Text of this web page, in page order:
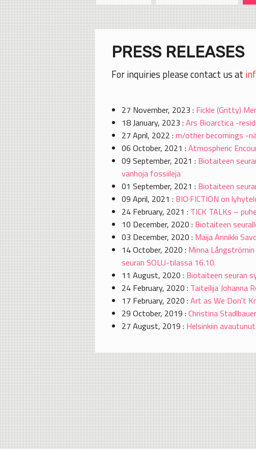
PRESS RELEASES
For inquiries please contact us at
27 November, 2023 : Fickle (Gritty)
18 January, 2023 : Ars Bioarctica -
27 April, 2022 : m/other becomings -
06 October, 2021 : Atmospheric
09 September, 2021 : Biotaiteen
vanhoja fossiileja
01 September, 2021 : Biotaiteen
09 April, 2021 : BIO·FICTION on
24 February, 2021 : TICK TALKs –
10 December, 2020 : Biotaiteen
03 December, 2020 : Maija Annikki
14 October, 2020 : Minna
seuran SOLU-tilassa 16.10.
11 August, 2020 : Biotaiteen seuran
24 February, 2020 : Taiteilija Johanna
17 February, 2020 : Art as We Don't
29 October, 2019 : Christina
27 August, 2019 : Helsinkiin